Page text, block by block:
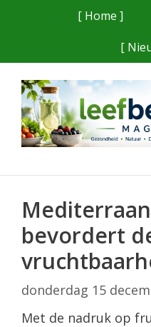
[ Home ]
[
bevordert
donderdag 15
Met de nadruk op